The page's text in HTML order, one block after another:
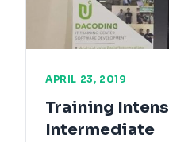
APRIL 23, 2019
Training
Intermediate